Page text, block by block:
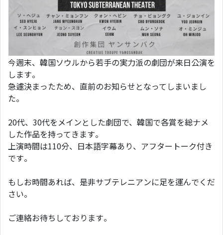
今週末、韓国ソウルから若手の実力派の劇団が来日公演を
します。
急遽決まったため、直前のお知らせとなってしまいまし
た。
20代、30代をメインとした劇団で、韓国で各賞を総ナメ
した作品を持ってきます。
上演時間は110分、日本語字幕あり、アフタートーク付き
です。
もしお時間あれば、是非サブテレニアンに足を運んでくだ
さい。
ご連絡お待ちしております。